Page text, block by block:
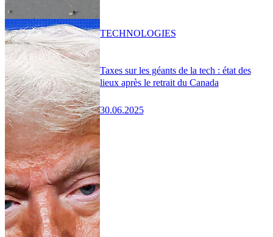
Taxes sur les géants de la tech : état des
lieux après le retrait du Canada
30.06.2025
TECHNOLOGIES